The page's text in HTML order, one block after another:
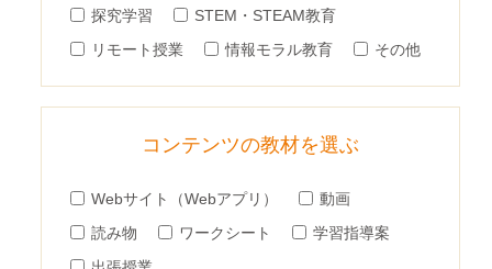
探究学習
STEM・STEAM教育
リモート授業
情報モラル教育 その他
コンテンツの教材を選ぶ
Webサイト（Webアプリ）
動画
読み物
ワークシート
学習指導案